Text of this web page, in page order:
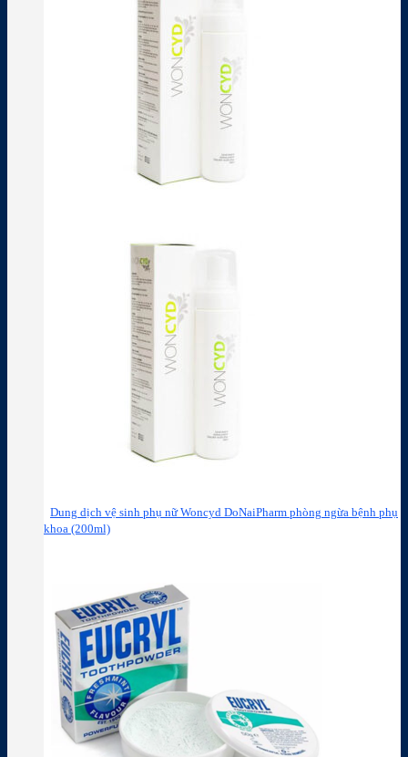
Dung dịch vệ sinh phụ nữ Woncyd DoNaiPharm phòng ngừa bệnh phụ
khoa (200ml)